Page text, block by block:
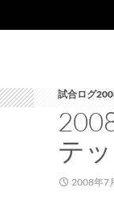
試合ログ
テ
2008年7